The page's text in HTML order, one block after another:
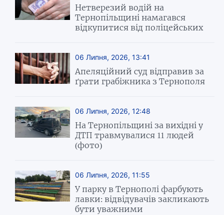
Нетверезий водій на
Тернопільщині намагався
відкупитися від поліцейських
06 Липня, 2026, 13:41
Апеляційний суд відправив за
ґрати грабіжника з Тернополя
06 Липня, 2026, 12:48
На Тернопільщині за вихідні у
ДТП травмувалися 11 людей
(фото)
06 Липня, 2026, 11:55
У парку в Тернополі фарбують
лавки: відвідувачів закликають
бути уважними